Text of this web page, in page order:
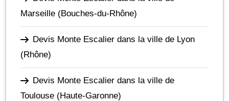
Marseille (Bouches-du-Rhône)
Devis Monte Escalier dans la ville de Lyon
(Rhône)
Devis Monte Escalier dans la ville de
Toulouse (Haute-Garonne)